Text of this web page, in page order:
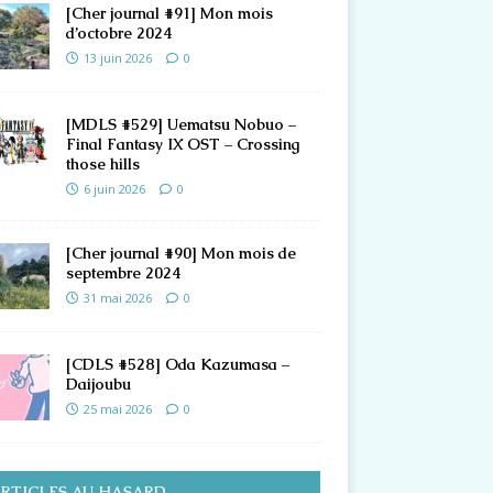
[Cher journal #91] Mon mois
d’octobre 2024
13 juin 2026 0
[MDLS #529] Uematsu Nobuo –
Final Fantasy IX OST – Crossing
those hills
6 juin 2026 0
[Cher journal #90] Mon mois de
septembre 2024
31 mai 2026 0
[CDLS #528] Oda Kazumasa –
Daijoubu
25 mai 2026 0